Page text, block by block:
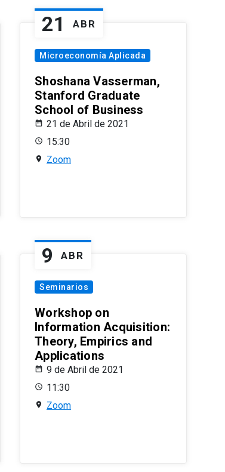
21 ABR
Microeconomía Aplicada
Shoshana Vasserman,
Stanford Graduate
School of Business
21 de Abril de 2021
15:30
Zoom
9 ABR
Seminarios
Workshop on
Information Acquisition:
Theory, Empirics and
Applications
9 de Abril de 2021
11:30
Zoom